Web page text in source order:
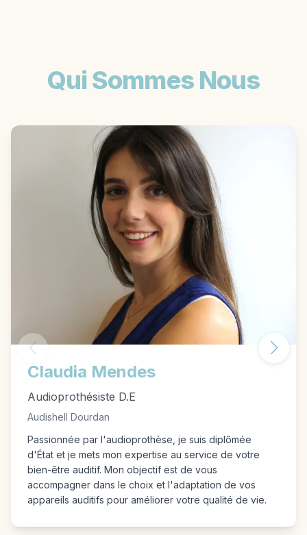
Qui Sommes Nous
Claudia Mendes
Audioprothésiste D.E
Audishell Dourdan
Passionnée par l'audioprothèse, je suis diplômée
d'État et je mets mon expertise au service de votre
bien-être auditif. Mon objectif est de vous
accompagner dans le choix et l'adaptation de vos
appareils auditifs pour améliorer votre qualité de vie.